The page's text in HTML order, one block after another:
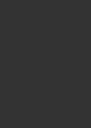
a gyerek- és
hanem a
ébresztő és
tanárokkal.
bevonására
tartjuk, hogy a